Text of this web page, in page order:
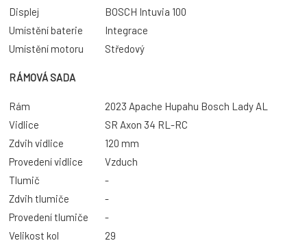
Displej
BOSCH Intuvia 100
Umístění baterie
Integrace
Umístění motoru
Středový
RÁMOVÁ SADA
Rám
2023 Apache Hupahu Bosch Lady AL
Vidlice
SR Axon 34 RL-RC
Zdvih vidlice
120 mm
Provedení vidlice
Vzduch
Tlumič
-
Zdvih tlumiče
-
Provedení tlumiče
-
Velikost kol
29